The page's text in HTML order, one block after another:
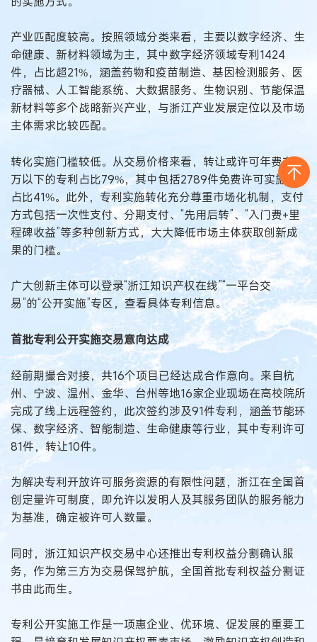
产业匹配度较高。按照领域分类来看，主要以数字经济、生
命健康、新材料领域为主，其中数字经济领域专利1424
件，占比超21%，涵盖药物和疫苗制造、基因检测服务、医
疗器械、人工智能系统、大数据服务、生物识别、节能保温
新材料等多个战略新兴产业，与浙江产业发展定位以及市场
主体需求比较匹配。
转化实施门槛较低。从交易价格来看，转让或许可年费在5
万以下的专利占比79%，其中包括2789件免费许可实施，
占比41%。此外，专利实施转化充分尊重市场化机制，支付
方式包括一次性支付、分期支付、“先用后转”、“入门费+里
程碑收益”等多种创新方式，大大降低市场主体获取创新成
果的门槛。
广大创新主体可以登录“浙江知识产权在线”“一平台交
易”的“公开实施”专区，查看具体专利信息。
首批专利公开实施交易意向达成
经前期撮合对接，共16个项目已经达成合作意向。来自杭
州、宁波、温州、金华、台州等地16家企业现场在高校院所
完成了线上远程签约，此次签约涉及91件专利，涵盖节能环
保、数字经济、智能制造、生命健康等行业，其中专利许可
81件，转让10件。
为解决专利开放许可服务资源的有限性问题，浙江在全国首
创定量许可制度，即允许以发明人及其服务团队的服务能力
为基准，确定被许可人数量。
同时，浙江知识产权交易中心还推出专利权益分割确认服
务，作为第三方为交易保驾护航，全国首批专利权益分割证
书由此而生。
专利公开实施工作是一项惠企业、优环境、促发展的重要工